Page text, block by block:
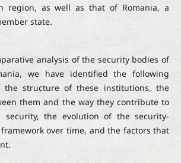
region, as well as that of Romania, a
state.
analysis of the security bodies of
we have identified the following
the structure of these institutions, the
them and the way they contribute to
security, the evolution of the security-
over time, and the factors that